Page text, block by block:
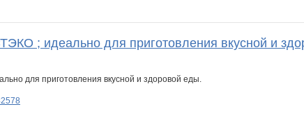
; идеально для приготовления вкусной и